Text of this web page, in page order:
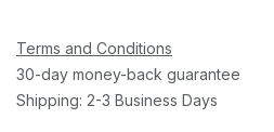
Terms and Conditions
30-day money-back guarantee
Shipping: 2-3 Business Days